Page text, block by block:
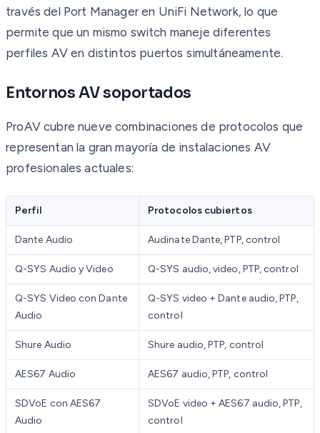
través del Port Manager en UniFi Network, lo que
permite que un mismo switch maneje diferentes
perfiles AV en distintos puertos simultáneamente.
Entornos AV soportados
ProAV cubre nueve combinaciones de protocolos que
representan la gran mayoría de instalaciones AV
profesionales actuales:
Perfil Protocolos cubiertos
Dante Audio Audinate Dante, PTP, control
Q-SYS Audio y Video Q-SYS audio, video, PTP, control
Q-SYS Video con Dante
Audio
Q-SYS video + Dante audio, PTP,
control
Shure Audio Shure audio, PTP, control
AES67 Audio AES67 audio, PTP, control
SDVoE con AES67
Audio
SDVoE video + AES67 audio, PTP,
control